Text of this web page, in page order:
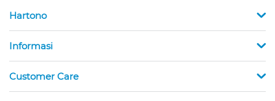
Hartono
Informasi
Customer Care